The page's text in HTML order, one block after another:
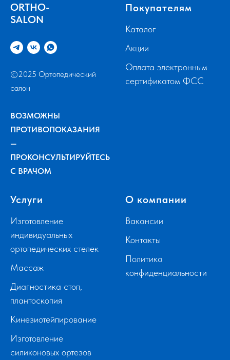
ORTHO-
SALON
©2025 Ортопедический
салон
ВОЗМОЖНЫ
ПРОТИВОПОКАЗАНИЯ
—
ПРОКОНСУЛЬТИРУЙТЕСЬ
С ВРАЧОМ
Покупателям
Каталог
Акции
Оплата электронным
сертификатом ФСС
Услуги
Изготовление
индивидуальных
ортопедических стелек
Массаж
Диагностика стоп,
плантоскопия
Кинезиотейпирование
Изготовление
силиконовых ортезов
О компании
Вакансии
Контакты
Политика
конфиденциальности